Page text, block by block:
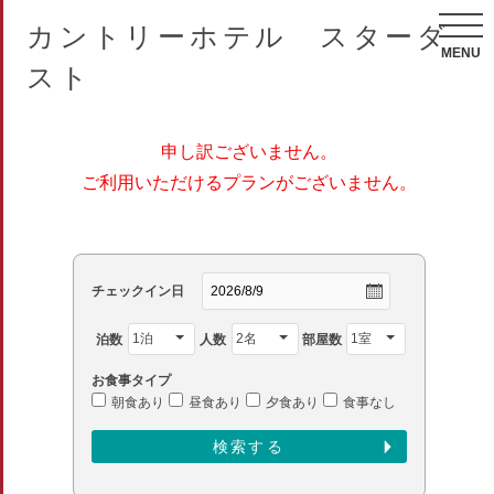
カントリーホテル スターダ
スト
MENU
申し訳ございません。
ご利用いただけるプランがございません。
チェックイン日
泊数 人数 部屋数
お食事タイプ
朝食あり
昼食あり 夕食あり 食事なし